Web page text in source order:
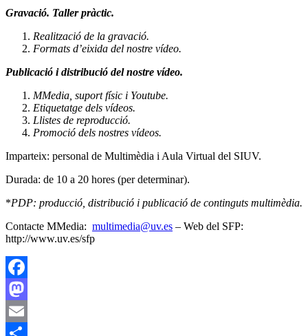
Gravació. Taller pràctic.
Realització de la gravació.
Formats d’eixida del nostre vídeo.
Publicació i distribució del nostre vídeo.
MMedia, suport físic i Youtube.
Etiquetatge dels vídeos.
Llistes de reproducció.
Promoció dels nostres vídeos.
Imparteix: personal de Multimèdia i Aula Virtual del SIUV.
Durada: de 10 a 20 hores (per determinar).
*PDP: producció, distribució i publicació de continguts multimèdia.
Contacte MMedia: multimedia@uv.es – Web del SFP:
http://www.uv.es/sfp
Facebook
Mastodon
Email